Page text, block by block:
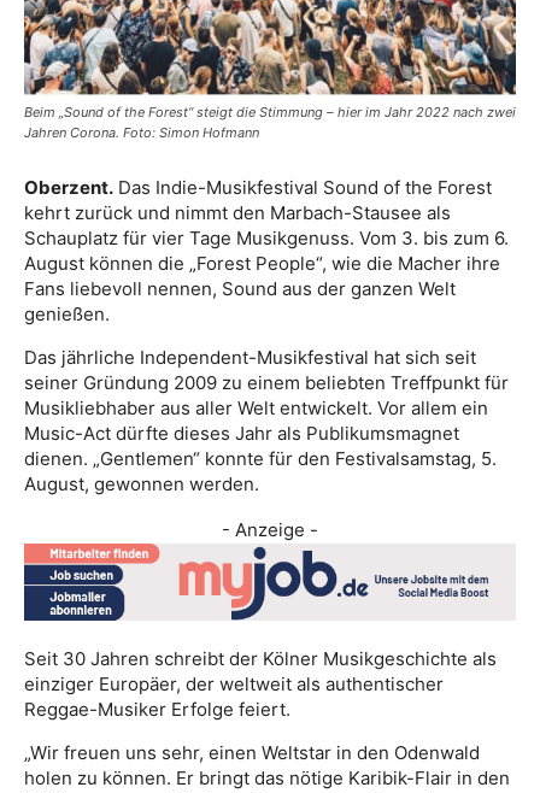
Beim „Sound of the Forest“ steigt die Stimmung – hier im Jahr 2022 nach zwei
Jahren Corona. Foto: Simon Hofmann
Oberzent. Das Indie-Musikfestival Sound of the Forest
kehrt zurück und nimmt den Marbach-Stausee als
Schauplatz für vier Tage Musikgenuss. Vom 3. bis zum 6.
August können die „Forest People“, wie die Macher ihre
Fans liebevoll nennen, Sound aus der ganzen Welt
genießen.
Das jährliche Independent-Musikfestival hat sich seit
seiner Gründung 2009 zu einem beliebten Treffpunkt für
Musikliebhaber aus aller Welt entwickelt. Vor allem ein
Music-Act dürfte dieses Jahr als Publikumsmagnet
dienen. „Gentlemen“ konnte für den Festivalsamstag, 5.
August, gewonnen werden.
- Anzeige -
Seit 30 Jahren schreibt der Kölner Musikgeschichte als
einziger Europäer, der weltweit als authentischer
Reggae-Musiker Erfolge feiert.
„Wir freuen uns sehr, einen Weltstar in den Odenwald
holen zu können. Er bringt das nötige Karibik-Flair in den